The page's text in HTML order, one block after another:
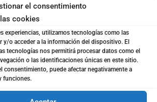
el consentimiento
cookies
experiencias, utilizamos tecnologías como las
y/o acceder a la información del dispositivo. El
tecnologías nos permitirá procesar datos como el
o las identificaciones únicas en este sitio.
consentimiento, puede afectar negativamente a
funciones.
empresa*
(opcional)